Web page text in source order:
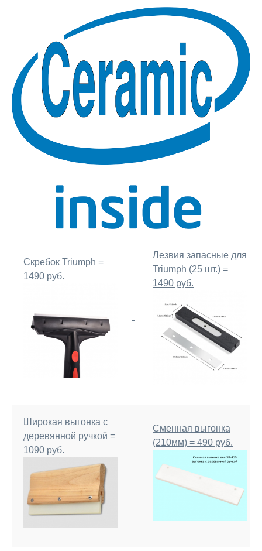
Скребок Triumph =
1490 руб.
Лезвия запасные для
Triumph (25 шт.) =
1490 руб.
Широкая выгонка с
деревянной ручкой =
1090 руб.
Сменная выгонка
(210мм) = 490 руб.